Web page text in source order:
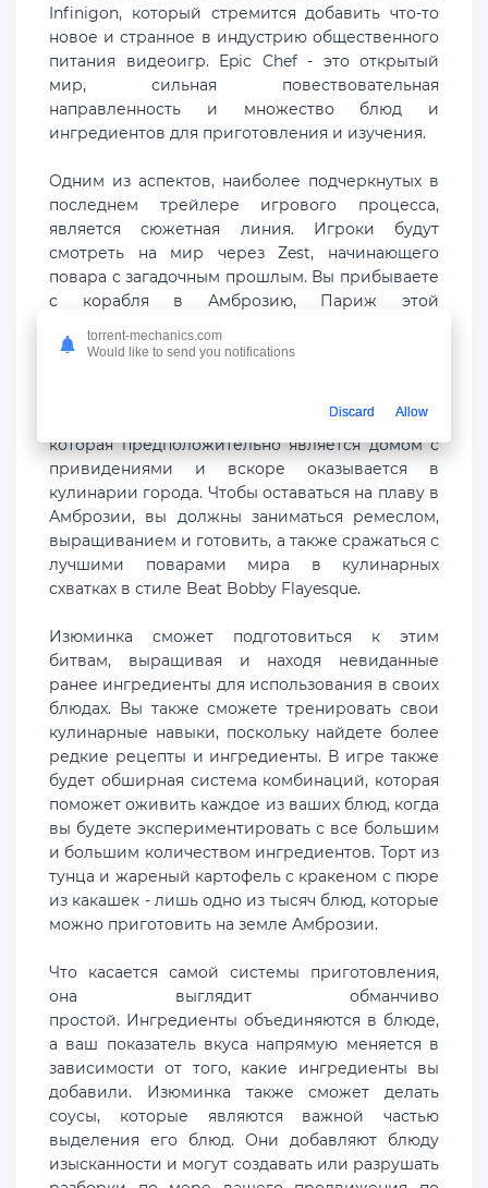
Infinigon, который стремится добавить что-то
новое и странное в индустрию общественного
питания видеоигр. Epic Chef - это открытый
мир, сильная повествовательная
направленность и множество блюд и
ингредиентов для приготовления и изучения.
Одним из аспектов, наиболее подчеркнутых в
последнем трейлере игрового процесса,
является сюжетная линия. Игроки будут
смотреть на мир через Zest, начинающего
повара с загадочным прошлым. Вы прибываете
с корабля в Амброзию, Париж этой
мировая столица еды и место для всех, кто
Изюминка переезжает в соседнюю виллу,
которая предположительно является домом с
привидениями и вскоре оказывается в
кулинарии города. Чтобы оставаться на плаву в
Амброзии, вы должны заниматься ремеслом,
выращиванием и готовить, а также сражаться с
лучшими поварами мира в кулинарных
схватках в стиле Beat Bobby Flayesque.
Изюминка сможет подготовиться к этим
битвам, выращивая и находя невиданные
ранее ингредиенты для использования в своих
блюдах. Вы также сможете тренировать свои
кулинарные навыки, поскольку найдете более
редкие рецепты и ингредиенты. В игре также
будет обширная система комбинаций, которая
поможет оживить каждое из ваших блюд, когда
вы будете экспериментировать с все большим
и большим количеством ингредиентов. Торт из
тунца и жареный картофель с кракеном с пюре
из какашек - лишь одно из тысяч блюд, которые
можно приготовить на земле Амброзии.
Что касается самой системы приготовления,
она выглядит обманчиво
простой. Ингредиенты объединяются в блюде,
а ваш показатель вкуса напрямую меняется в
зависимости от того, какие ингредиенты вы
добавили. Изюминка также сможет делать
соусы, которые являются важной частью
выделения его блюд. Они добавляют блюду
изысканности и могут создавать или разрушать
torrent-mechanics.com
Would like to send you notifications
Discard Allow